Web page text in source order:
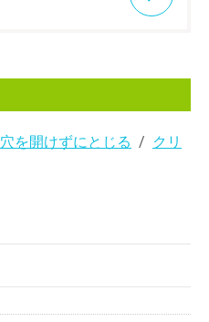
穴を開けずにとじる
クリ